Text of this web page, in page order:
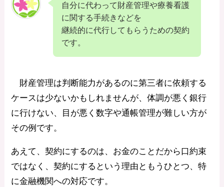
自分に代わって財産管理や療養看護
に関する手続きなどを
継続的に代行してもらうための契約
です。
財産管理は判断能力があるのに第三者に依頼する
ケースは少ないかもしれませんが、体調が悪く銀行
に行けない、目が悪く数字や通帳管理が難しい方が
その例です。
あえて、契約にするのは、お金のことだから口約束
ではなく、契約にするという理由ともうひとつ、特
に金融機関への対応です。